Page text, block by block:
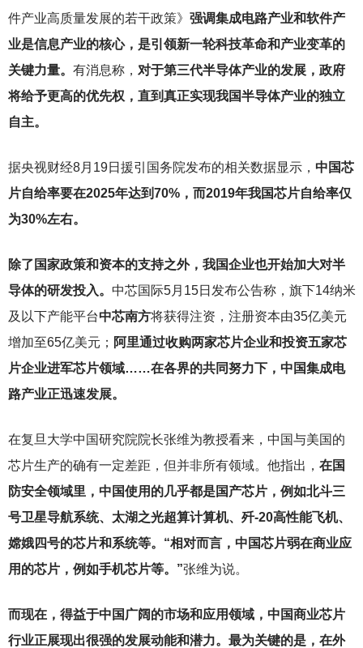
件产业高质量发展的若干政策》 强调集成电路产业和软件产
业是信息产业的核心，是引领新一轮科技革命和产业变革的
关键力量。 有消息称， 对于第三代半导体产业的发展，政府
将给予更高的优先权，直到真正实现我国半导体产业的独立
自主。
据央视财经8月19日援引国务院发布的相关数据显示， 中国芯
片自给率要在2025年达到70%，而2019年我国芯片自给率仅
为30%左右。
除了国家政策和资本的支持之外，我国企业也开始加大对半
导体的研发投入。 中芯国际5月15日发布公告称，旗下14纳米
及以下产能平台中芯南方将获得注资，注册资本由35亿美元
增加至65亿美元； 阿里通过收购两家芯片企业和投资五家芯
片企业进军芯片领域……在各界的共同努力下，中国集成电
路产业正迅速发展。
在复旦大学中国研究院院长张维为教授看来，中国与美国的
芯片生产的确有一定差距，但并非所有领域。他指出， 在国
防安全领域里，中国使用的几乎都是国产芯片，例如北斗三
号卫星导航系统、太湖之光超算计算机、歼-20高性能飞机、
嫦娥四号的芯片和系统等。“相对而言，中国芯片弱在商业应
用的芯片，例如手机芯片等。”张维为说。
而现在，得益于中国广阔的市场和应用领域，中国商业芯片
行业正展现出很强的发展动能和潜力。最为关键的是，在外